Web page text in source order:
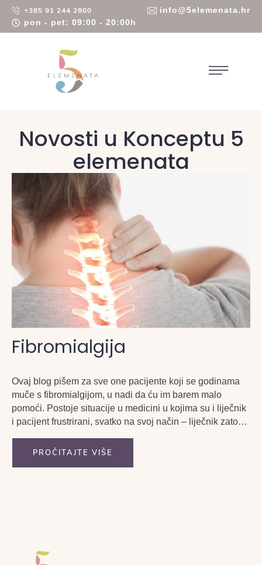
+385 91 244 2800
info@5elemenata.hr
pon - pet: 09:00 - 20:00h
Novosti u Konceptu 5
elemenata
Fibromialgija
Ovaj blog pišem za sve one pacijente koji se godinama
muče s fibromialgijom, u nadi da ću im barem malo
pomoći. Postoje situacije u medicini u kojima su i liječnik
i pacijent frustrirani, svatko na svoj način – liječnik zato
godinama...
PROČITAJTE VIŠE